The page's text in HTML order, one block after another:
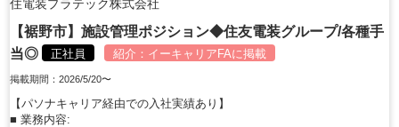
住電装プラテック株式会社
【裾野市】施設管理ポジション◆住友電装グループ/各種手
当◎
正社員 紹介： イーキャリアFAに掲載
掲載期間：2026/5/20〜
【パソナキャリア経由での入社実績あり】
■ 業務内容: